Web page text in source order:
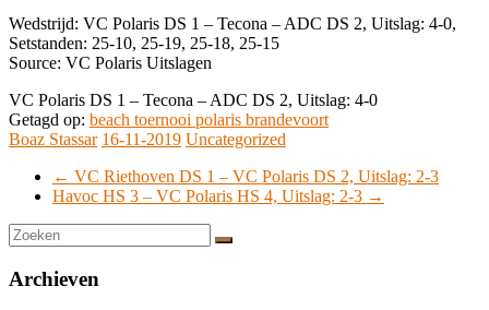
Wedstrijd: VC Polaris DS 1 – Tecona – ADC DS 2, Uitslag: 4-0,
Setstanden: 25-10, 25-19, 25-18, 25-15
Source: VC Polaris Uitslagen
VC Polaris DS 1 – Tecona – ADC DS 2, Uitslag: 4-0
Getagd op: beach toernooi polaris brandevoort
Boaz Stassar 16-11-2019 Uncategorized
← VC Riethoven DS 1 – VC Polaris DS 2, Uitslag: 2-3
Havoc HS 3 – VC Polaris HS 4, Uitslag: 2-3 →
Archieven